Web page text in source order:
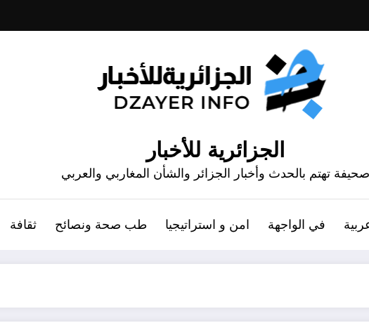
الجزائرية للأخبار
صحيفة تهتم بالحدث وأخبار الجزائر والشأن المغاربي والعربي
في الواجهة امن و استراتيجيا طب صحة ونصائح ثقافة